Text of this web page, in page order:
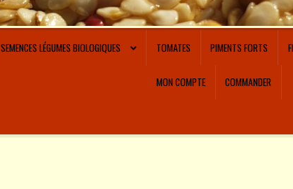
SEMENCES LÉGUMES BIOLOGIQUES TOMATES PIMENTS FORTS
MON COMPTE COMMANDER